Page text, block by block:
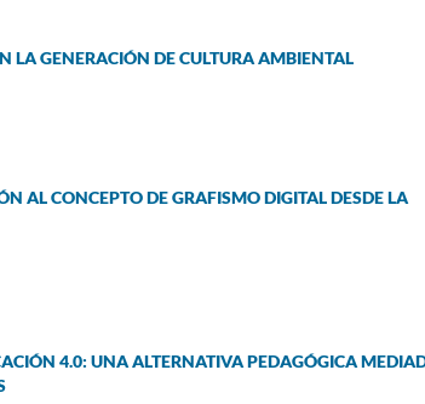
LA GENERACIÓN DE CULTURA AMBIENTAL
AL CONCEPTO DE GRAFISMO DIGITAL DESDE LA
4.0: UNA ALTERNATIVA PEDAGÓGICA